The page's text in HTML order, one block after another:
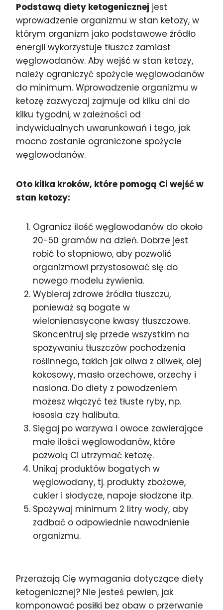
Podstawą diety ketogenicznej jest
wprowadzenie organizmu w stan ketozy, w
którym organizm jako podstawowe źródło
energii wykorzystuje tłuszcz zamiast
węglowodanów. Aby wejść w stan ketozy,
należy ograniczyć spożycie węglowodanów
do minimum. Wprowadzenie organizmu w
ketozę zazwyczaj zajmuje od kilku dni do
kilku tygodni, w zależności od
indywidualnych uwarunkowań i tego, jak
mocno zostanie ograniczone spożycie
węglowodanów.
Oto kilka kroków, które pomogą Ci wejść w
stan ketozy:
Ogranicz ilość węglowodanów do około
20-50 gramów na dzień. Dobrze jest
robić to stopniowo, aby pozwolić
organizmowi przystosować się do
nowego modelu żywienia.
Wybieraj zdrowe źródła tłuszczu,
ponieważ są bogate w
wielonienasycone kwasy tłuszczowe.
Skoncentruj się przede wszystkim na
spożywaniu tłuszczów pochodzenia
roślinnego, takich jak oliwa z oliwek, olej
kokosowy, masło orzechowe, orzechy i
nasiona. Do diety z powodzeniem
możesz włączyć też tłuste ryby, np.
łososia czy halibuta.
Sięgaj po warzywa i owoce zawierające
małe ilości węglowodanów, które
pozwolą Ci utrzymać ketozę.
Unikaj produktów bogatych w
węglowodany, tj. produkty zbożowe,
cukier i słodycze, napoje słodzone itp.
Spożywaj minimum 2 litry wody, aby
zadbać o odpowiednie nawodnienie
organizmu.
Przerażają Cię wymagania dotyczące diety
ketogenicznej? Nie jesteś pewien, jak
komponować posiłki bez obaw o przerwanie